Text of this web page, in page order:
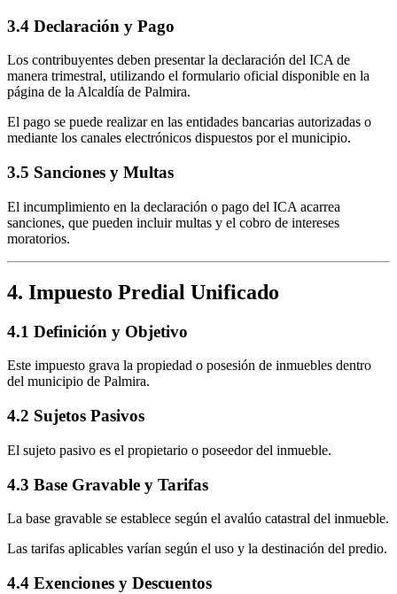
3.4 Declaración y Pago
Los contribuyentes deben presentar la declaración del ICA de
manera trimestral, utilizando el formulario oficial disponible en la
página de la Alcaldía de Palmira.
El pago se puede realizar en las entidades bancarias autorizadas o
mediante los canales electrónicos dispuestos por el municipio.
3.5 Sanciones y Multas
El incumplimiento en la declaración o pago del ICA acarrea
sanciones, que pueden incluir multas y el cobro de intereses
moratorios.
4. Impuesto Predial Unificado
4.1 Definición y Objetivo
Este impuesto grava la propiedad o posesión de inmuebles dentro
del municipio de Palmira.
4.2 Sujetos Pasivos
El sujeto pasivo es el propietario o poseedor del inmueble.
4.3 Base Gravable y Tarifas
La base gravable se establece según el avalúo catastral del inmueble.
Las tarifas aplicables varían según el uso y la destinación del predio.
4.4 Exenciones y Descuentos